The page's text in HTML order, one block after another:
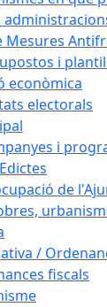
Mesures
i
econòmica
electorals
i
de
/
fiscals